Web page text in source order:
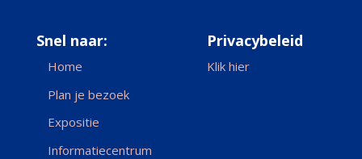
Snel naar:
Home
Plan je bezoek
Expositie
Informatiecentrum
Privacybeleid
Klik hier